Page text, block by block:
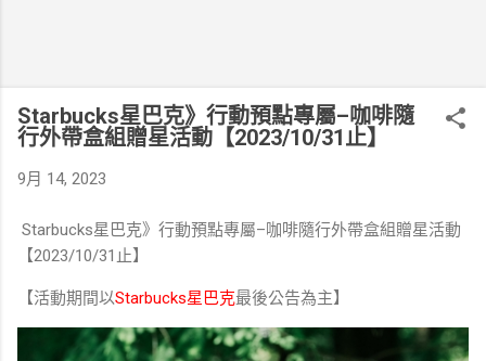
Starbucks星巴克》行動預點專屬–咖啡隨
行外帶盒組贈星活動【2023/10/31止】
9月 14, 2023
Starbucks星巴克》行動預點專屬–咖啡隨行外帶盒組贈星活動
【2023/10/31止】
【活動期間以Starbucks星巴克最後公告為主】